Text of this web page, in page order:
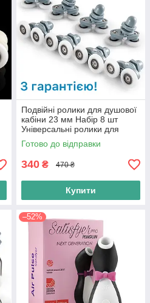
Подвійні ролики для душової
кабіни 23 мм Набір 8 шт
Універсальні ролики для
душу
Готово до відправки
340 ₴ 470 ₴
Купити
–52%